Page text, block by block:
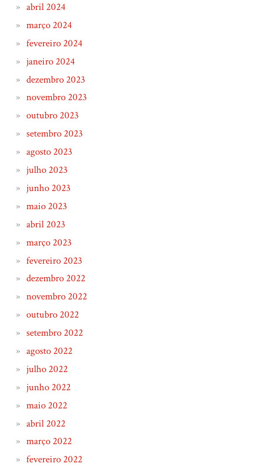
abril 2024
março 2024
fevereiro 2024
janeiro 2024
dezembro 2023
novembro 2023
outubro 2023
setembro 2023
agosto 2023
julho 2023
junho 2023
maio 2023
abril 2023
março 2023
fevereiro 2023
dezembro 2022
novembro 2022
outubro 2022
setembro 2022
agosto 2022
julho 2022
junho 2022
maio 2022
abril 2022
março 2022
fevereiro 2022